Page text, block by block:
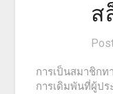
ส
การเป็นสมาชิกท
การเดิมพันที่ผู้ป